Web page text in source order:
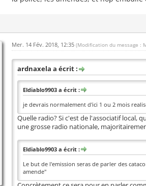
Mer. 14 Fév. 2018, 12:35 (Modification du message :
ardnaxela a écrit :
Eldiablo9903 a écrit :
je devrais normalement d'ici 1 ou 2 mois
Quelle radio? Si c'est de l'associatif local,
une grosse radio nationale,
Eldiablo9903 a écrit :
Le but de l'emission seras de parler des
amende"